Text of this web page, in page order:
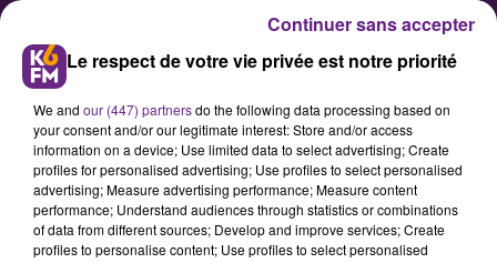
Fenêtres Sur Courts : une
semaine pour les amoureux du
Le respect de votre vie privée est notre priorité
We and our (447) partnersdo the following data processing based on
your consent and/or our legitimate interest: Store and/or access
information on a device; Use limited data to select advertising; Create
profiles for personalised advertising; Use profiles to select personalised
advertising; Measure advertising performance; Measure content
performance; Understand audiences through statistics or combinations
of data from different sources; Develop and improve services; Create
profiles to personalise content; Use profiles to select personalised
Continuer sans accepter